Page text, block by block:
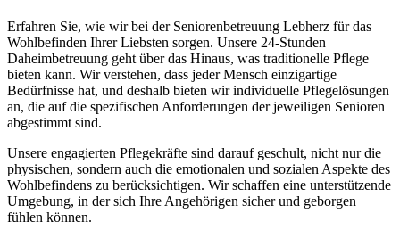
Erfahren Sie, wie wir bei der Seniorenbetreuung Lebherz für das
Wohlbefinden Ihrer Liebsten sorgen. Unsere 24-Stunden
Daheimbetreuung geht über das Hinaus, was traditionelle Pflege
bieten kann. Wir verstehen, dass jeder Mensch einzigartige
Bedürfnisse hat, und deshalb bieten wir individuelle Pflegelösungen
an, die auf die spezifischen Anforderungen der jeweiligen Senioren
abgestimmt sind.
Unsere engagierten Pflegekräfte sind darauf geschult, nicht nur die
physischen, sondern auch die emotionalen und sozialen Aspekte des
Wohlbefindens zu berücksichtigen. Wir schaffen eine unterstützende
Umgebung, in der sich Ihre Angehörigen sicher und geborgen
fühlen können.